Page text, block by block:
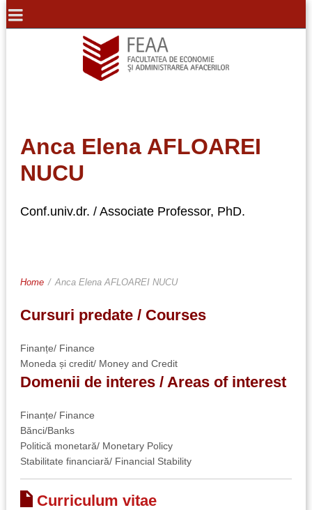
Anca Elena AFLOAREI
NUCU
Conf.univ.dr. / Associate Professor, PhD.
Home / Anca Elena AFLOAREI NUCU
Cursuri predate / Courses
Finanțe/ Finance
Moneda și credit/ Money and Credit
Domenii de interes / Areas of interest
Finanțe/ Finance
Bănci/Banks
Politică monetară/ Monetary Policy
Stabilitate financiară/ Financial Stability
Curriculum vitae